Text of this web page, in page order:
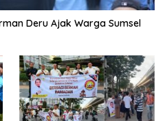
Deru Ajak Warga Sumsel